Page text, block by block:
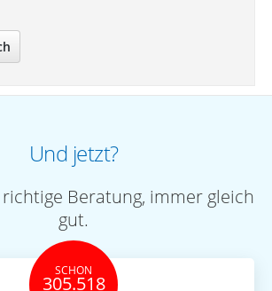
Und jetzt?
Beratung, immer gleich
gut.
SCHON
305.518